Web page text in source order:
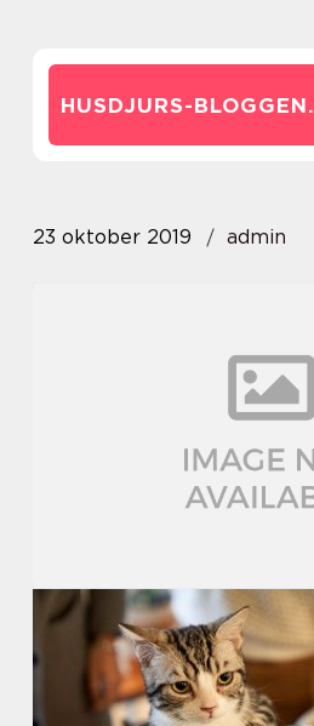
HUSDJURS-BLOGGEN.
23 oktober 2019 admin